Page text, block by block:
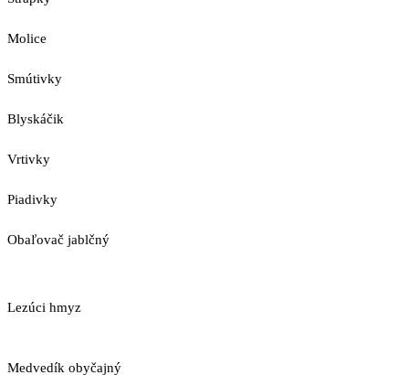
Molice
Smútivky
Blyskáčik
Vrtivky
Piadivky
Obaľovač jablčný
Lezúci hmyz
Medvedík obyčajný